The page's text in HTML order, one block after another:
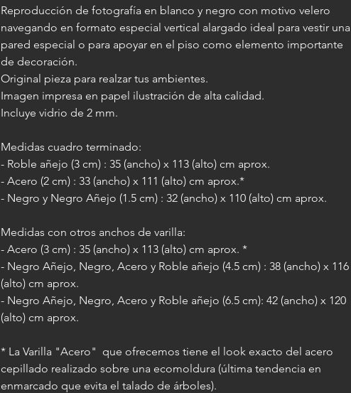
Reproducción de fotografía en blanco y negro con motivo velero
navegando en formato especial vertical alargado ideal para vestir una
pared especial o para apoyar en el piso como elemento importante
de decoración.
Original pieza para realzar tus ambientes.
Imagen impresa en papel ilustración de alta calidad.
Incluye vidrio de 2 mm.
Medidas cuadro terminado:
- Roble añejo (3 cm) : 35 (ancho) x 113 (alto) cm aprox.
- Acero (2 cm) : 33 (ancho) x 111 (alto) cm aprox.*
- Negro y Negro Añejo (1.5 cm) : 32 (ancho) x 110 (alto) cm aprox.
Medidas con otros anchos de varilla:
- Acero (3 cm) : 35 (ancho) x 113 (alto) cm aprox. *
- Negro Añejo, Negro, Acero y Roble añejo (4.5 cm) : 38 (ancho) x 116
(alto) cm aprox.
- Negro Añejo, Negro, Acero y Roble añejo (6.5 cm): 42 (ancho) x 120
(alto) cm aprox.
* La Varilla "Acero" que ofrecemos tiene el look exacto del acero
cepillado realizado sobre una ecomoldura (última tendencia en
enmarcado que evita el talado de árboles).